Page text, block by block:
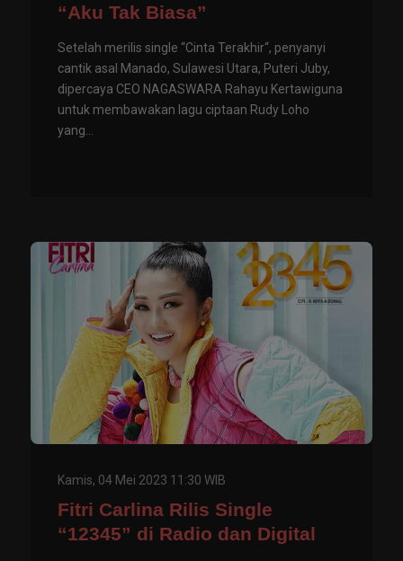
“Aku Tak Biasa”
Setelah merilis single “Cinta Terakhir“, penyanyi
cantik asal Manado, Sulawesi Utara, Puteri Juby,
dipercaya CEO NAGASWARA Rahayu Kertawiguna
untuk membawakan lagu ciptaan Rudy Loho
yang...
Kamis, 04 Mei 2023 11:30 WIB
Fitri Carlina Rilis Single
“12345” di Radio dan Digital